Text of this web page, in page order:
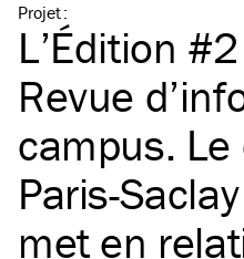
Projet:
L’Édition #2
Revue
campus.
Paris-
met en